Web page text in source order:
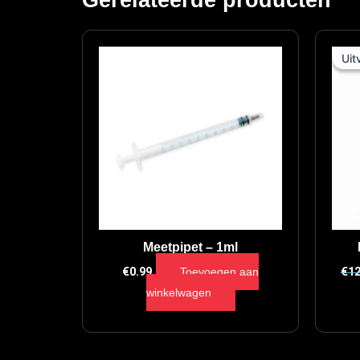
Meetpipet – 1ml
€0.99
Toevoegen aan
winkelwagen
€